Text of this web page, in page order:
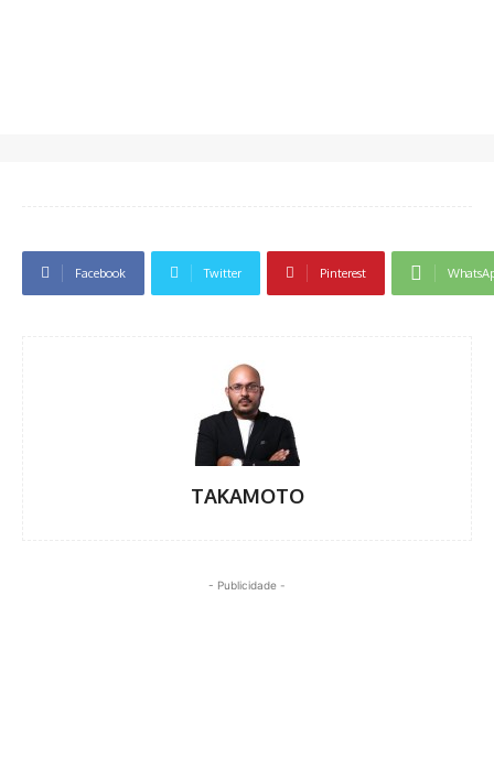
Facebook Twitter Pinterest
TAKAMOTO
- Publicidade -